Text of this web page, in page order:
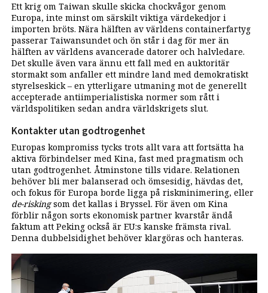
Ett krig om Taiwan skulle skicka chockvågor genom
Europa, inte minst om särskilt viktiga värdekedjor i
importen bröts. Nära hälften av världens containerfartyg
passerar Taiwansundet och ön står i dag för mer än
hälften av världens avancerade datorer och halvledare.
Det skulle även vara ännu ett fall med en auktoritär
stormakt som anfaller ett mindre land med demokratiskt
styrelseskick – en ytterligare utmaning mot de generellt
accepterade antiimperialistiska normer som rått i
världspolitiken sedan andra världskrigets slut.
Kontakter utan godtrogenhet
Europas kompromiss tycks trots allt vara att fortsätta ha
aktiva förbindelser med Kina, fast med pragmatism och
utan godtrogenhet. Åtminstone tills vidare. Relationen
behöver bli mer balanserad och ömsesidig, hävdas det,
och fokus för Europa borde ligga på riskminimering, eller
de-riskingsom det kallas i Bryssel. För även om Kina
förblir någon sorts ekonomisk partner kvarstår ändå
faktum att Peking också är EU:s kanske främsta rival.
Denna dubbelsidighet behöver klargöras och hanteras.